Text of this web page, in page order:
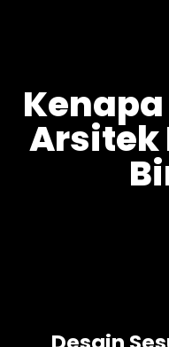
Arsitek